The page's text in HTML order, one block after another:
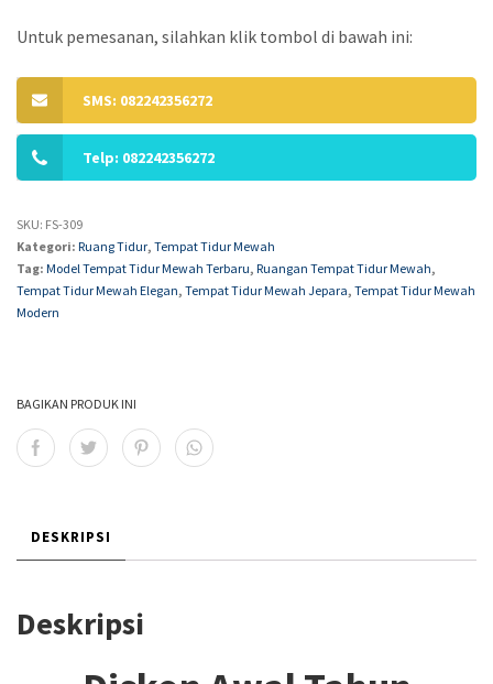
Untuk pemesanan, silahkan klik tombol di bawah ini:
SMS: 082242356272
Telp: 082242356272
SKU: FS-309
Kategori: Ruang Tidur, Tempat Tidur Mewah
Tag: Model Tempat Tidur Mewah Terbaru, Ruangan Tempat Tidur Mewah,
Tempat Tidur Mewah Elegan, Tempat Tidur Mewah Jepara, Tempat Tidur Mewah
Modern
BAGIKAN PRODUK INI
DESKRIPSI
Deskripsi